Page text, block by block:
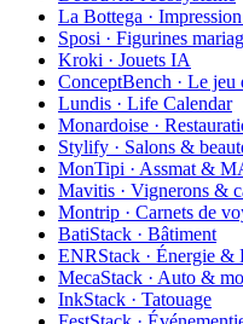
La Bottega ·
Sposi · Figurines
Kroki · Jouets IA
ConceptBench · Le jeu
Lundis · Life Calendar
Monardoise ·
Stylify · Salons &
MonTipi · Assmat &
Mavitis · Vignerons &
Montrip · Carnets de
BatiStack · Bâtiment
ENRStack · Énergie &
MecaStack · Auto &
InkStack · Tatouage